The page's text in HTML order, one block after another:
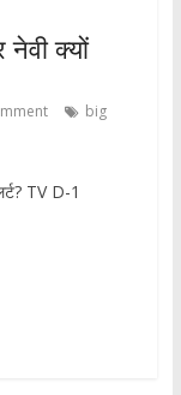
क्यों
big
TV D-1